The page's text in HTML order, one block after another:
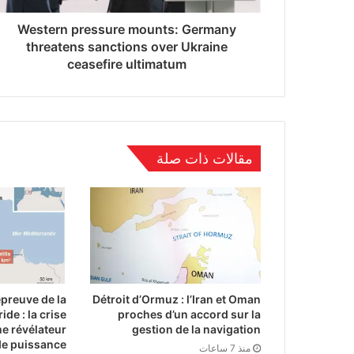
Western pressure mounts: Germany
threatens sanctions over Ukraine
ceasefire ultimatum
مقالات ذات صلة
Détroit d’Ormuz : l’Iran et Oman
proches d’un accord sur la
gestion de la navigation
منذ 7 ساعات
de la
: la crise
révélateur
puissance